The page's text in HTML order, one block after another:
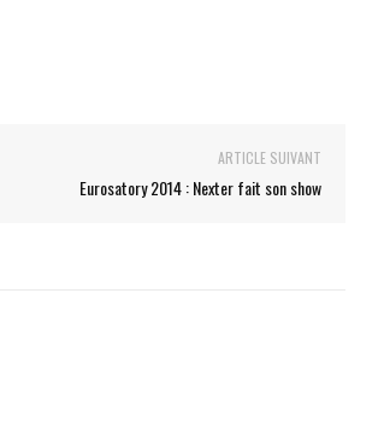
ARTICLE SUIVANT
Eurosatory 2014 : Nexter fait son show